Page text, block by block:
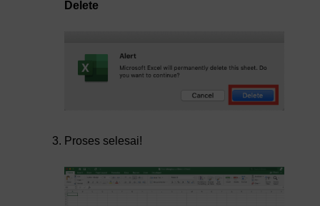
Delete
Proses selesai!